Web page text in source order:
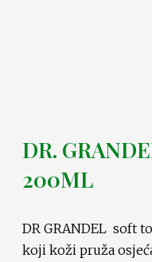
DR.
200ML
DR GRANDEL soft
koji koži pruža